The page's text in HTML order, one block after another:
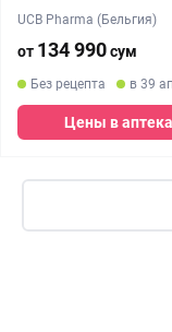
UCB Pharma (Бельгия)
от 134 990сум
Без рецепта в 39
Цены в